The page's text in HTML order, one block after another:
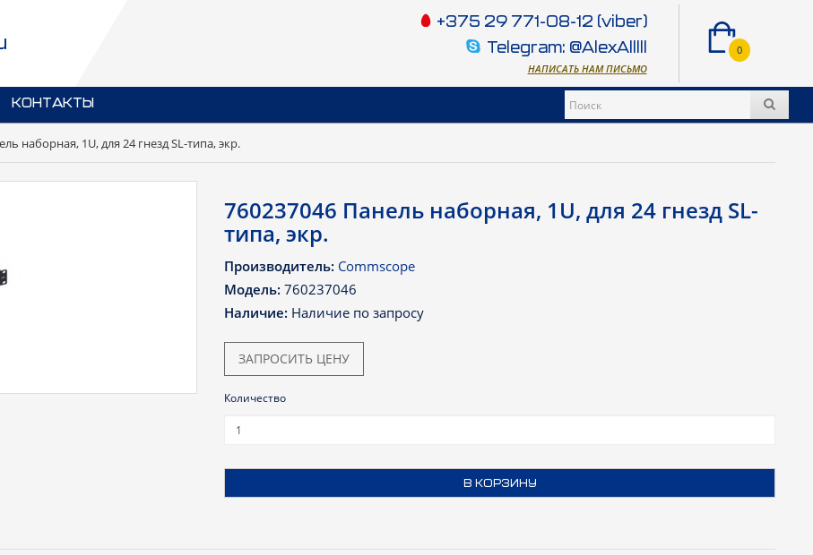
+375 29 771-08-12 (viber)
Telegram: @AlexAlllll
НАПИСАТЬ НАМ ПИСЬМО
0
КОНТАКТЫ
наборная, 1U, для 24 гнезд SL-типа, экр.
760237046 Панель наборная, 1U, для 24 гнезд SL-
типа, экр.
Производитель: Commscope
Модель: 760237046
Наличие: Наличие по запросу
ЗАПРОСИТЬ ЦЕНУ
Количество
В КОРЗИНУ